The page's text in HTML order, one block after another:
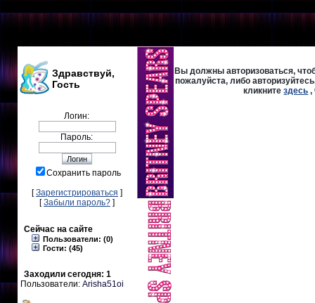
Здравствуй,
Гость
Логин:
Пароль:
Сохранить пароль
[Зарегистрироваться ]
[Забыли пароль? ]
Сейчас на сайте
Пользователи: (0)
Гости: (45)
Заходили сегодня: 1
Пользователи:Arisha51oi
Вы должны авторизоваться,
пожалуйста, либо
кликнитездесь ,